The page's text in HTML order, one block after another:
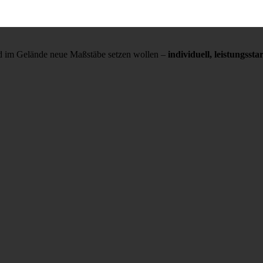
Gelände neue Maßstäbe setzen wollen – individuell,